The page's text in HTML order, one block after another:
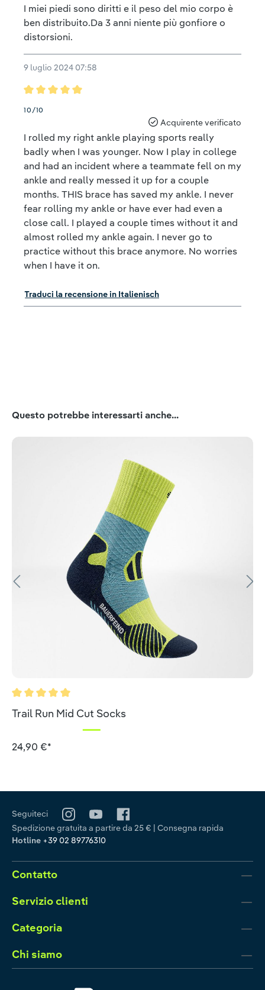
I miei piedi sono diritti e il peso del mio corpo è
ben distribuito.Da 3 anni niente più gonfiore o
distorsioni.
9 luglio 2024 07:58
Recensione con valutazione di 5 su 5 stelle
10/10
Acquirente verificato
I rolled my right ankle playing sports really
badly when I was younger. Now I play in college
and had an incident where a teammate fell on my
ankle and really messed it up for a couple
months. THIS brace has saved my ankle. I never
fear rolling my ankle or have ever had even a
close call. I played a couple times without it and
almost rolled my ankle again. I never go to
practice without this brace anymore. No worries
when I have it on.
Traduci la recensione in Italienisch
Salta la galleria dei prodotti
Questo potrebbe interessarti anche...
Valutazione media di 5 su 5 stelle
Trail Run Mid Cut Socks
24,90 €*
Seguiteci
Spedizione gratuita a partire da 25 € | Consegna rapida
Hotline +39 02 89776310
Contatto
Servizio clienti
Categoria
Chi siamo